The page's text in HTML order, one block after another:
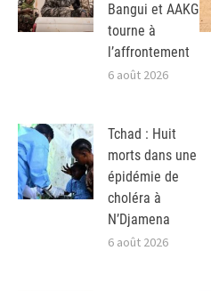
Bangui et AAKG
tourne à
l’affrontement
6 août 2026
Tchad : Huit
morts dans une
épidémie de
choléra à
N’Djamena
6 août 2026